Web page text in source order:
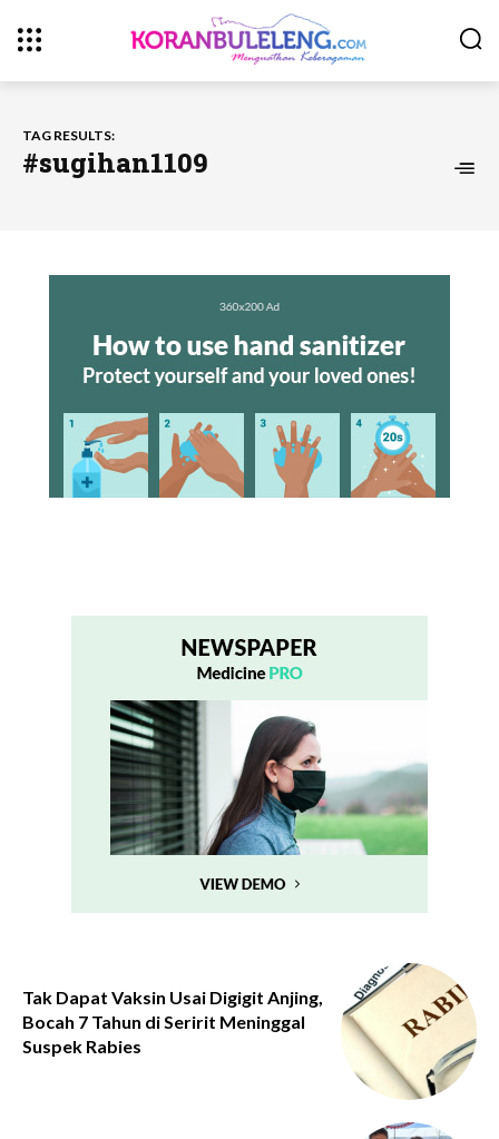
TAG RESULTS:
#sugihan1109
Tak Dapat Vaksin Usai Digigit Anjing,
Bocah 7 Tahun di Seririt Meninggal
Suspek Rabies